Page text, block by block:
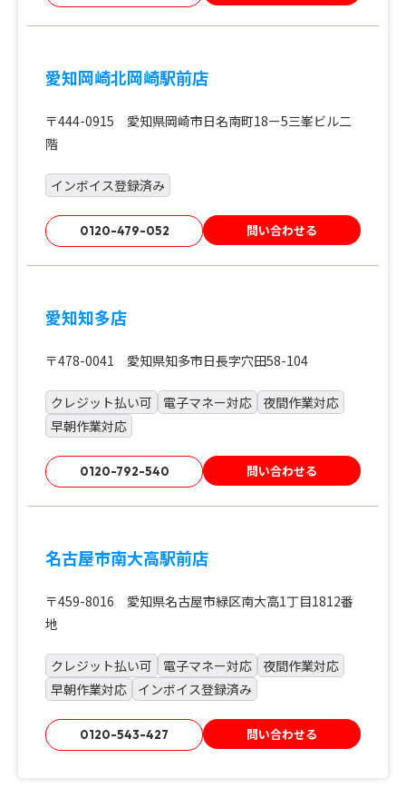
愛知岡崎北岡崎駅前店
〒444-0915 愛知県岡崎市日名南町18ー5三峯ビル二
階
インボイス登録済み
0120-479-052 問い合わせる
愛知知多店
〒478-0041 愛知県知多市日長字穴田58-104
クレジット払い可 電子マネー対応
夜間作業対応
早朝作業対応
0120-792-540 問い合わせる
名古屋市南大高駅前店
〒459-8016 愛知県名古屋市緑区南大高1丁目1812番
地
クレジット払い可 電子マネー対応
夜間作業対応
早朝作業対応
インボイス登録済み
0120-543-427 問い合わせる